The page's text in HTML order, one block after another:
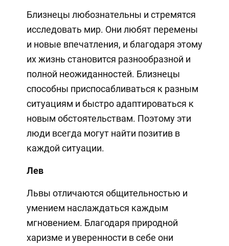
Близнецы любознательны и стремятся
исследовать мир. Они любят перемены
и новые впечатления, и благодаря этому
их жизнь становится разнообразной и
полной неожиданностей. Близнецы
способны приспосабливаться к разным
ситуациям и быстро адаптироваться к
новым обстоятельствам. Поэтому эти
люди всегда могут найти позитив в
каждой ситуации.
Лев
Львы отличаются общительностью и
умением наслаждаться каждым
мгновением. Благодаря природной
харизме и уверенности в себе они